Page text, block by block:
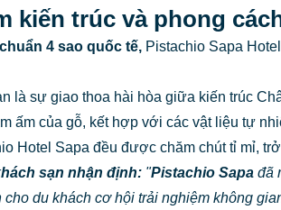
kiến trúc và phong
4 sao quốc tế, Pistachio Sapa
là sự giao thoa hài hòa giữa kiến trúc
ấm của gỗ, kết hợp với các vật liệu tự
Hotel Sapa đều được chăm chút tỉ mỉ,
sạn nhận định: "Pistachio Sapa đã
cho du khách cơ hội trải nghiệm không